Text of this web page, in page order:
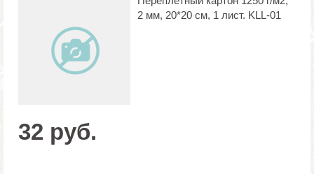
2 мм, 20*20 см, 1 лист. KLL-01
32 руб.